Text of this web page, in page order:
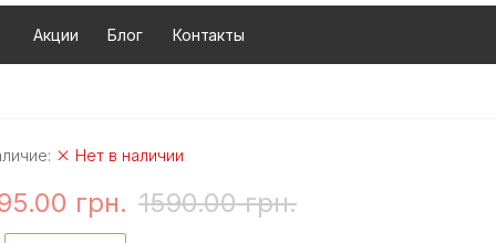
Акции Блог Контакты
Нет в наличии
грн. 1590.00 грн.